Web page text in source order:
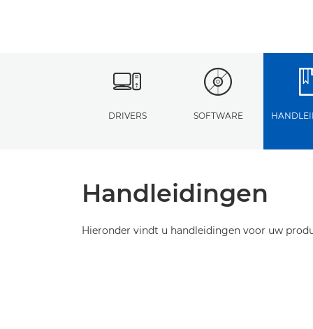
DRIVERS SOFTWARE
Handleidingen
Hieronder vindt u handleidingen voor uw